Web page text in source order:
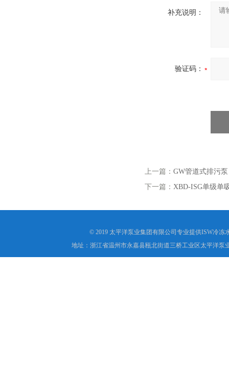
补充说明：
验证码：
上一篇： GW管道式排污泵
下一篇： XBD-ISG单级单
© 2019 太平洋泵业集团有限公司专业提供ISW冷
地址：浙江省温州市永嘉县瓯北街道三桥工业区太平洋泵